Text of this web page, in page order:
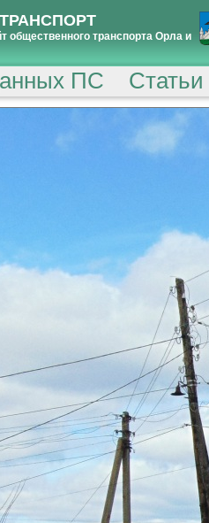
общественного транспорта Орла и
ПС